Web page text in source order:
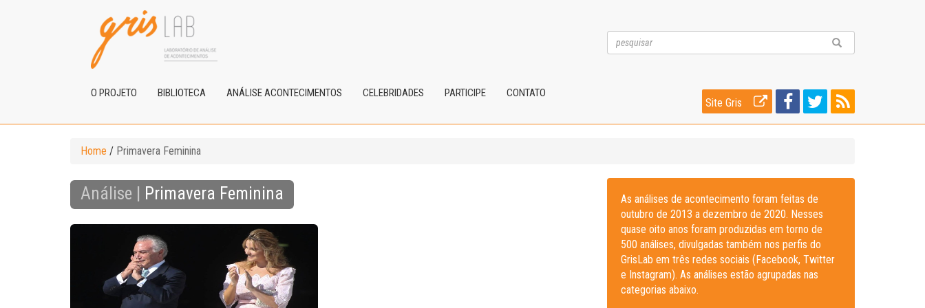
O PROJETO BIBLIOTECA ANÁLISE ACONTECIMENTOS CELEBRIDADES PARTICIPE CONTATO
Site Gris
Home / Primavera Feminina
Análise | Primavera Feminina
As análises de acontecimento foram feitas de
outubro de 2013 a dezembro de 2020. Nesses
quase oito anos foram produzidas em torno de
500 análises, divulgadas também nos perfis do
GrisLab em três redes sociais (Facebook, Twitter
e Instagram). As análises estão agrupadas nas
categorias abaixo.